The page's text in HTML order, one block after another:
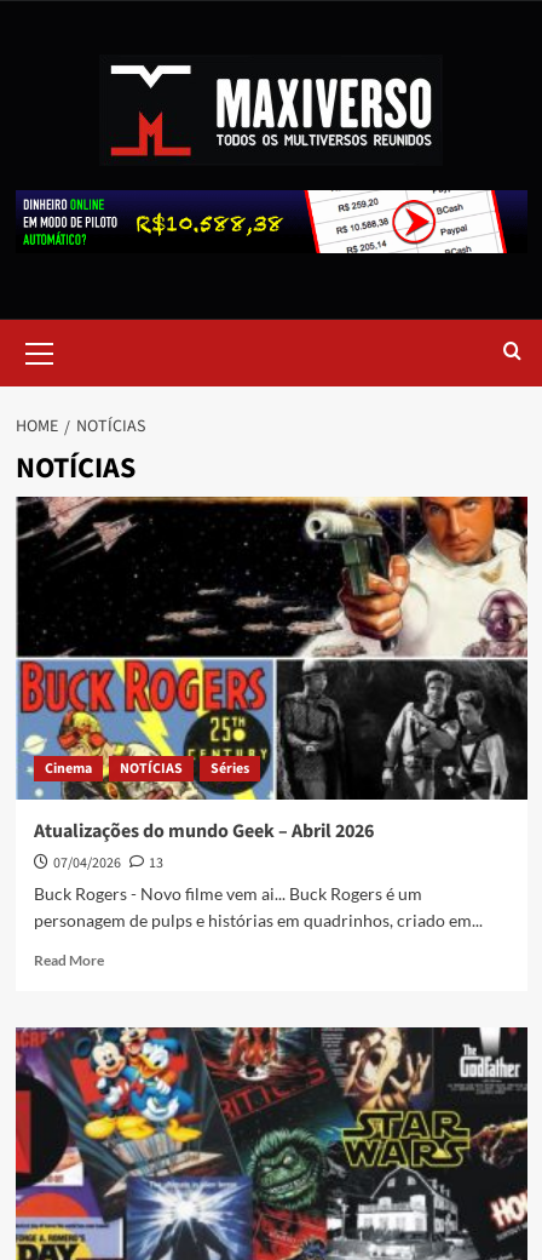
HOME NOTÍCIAS
NOTÍCIAS
Cinema NOTÍCIAS Séries
Atualizações do mundo Geek – Abril 2026
07/04/2026
13
Buck Rogers - Novo filme vem ai... Buck Rogers é um
personagem de pulps e histórias em quadrinhos, criado em...
Read More